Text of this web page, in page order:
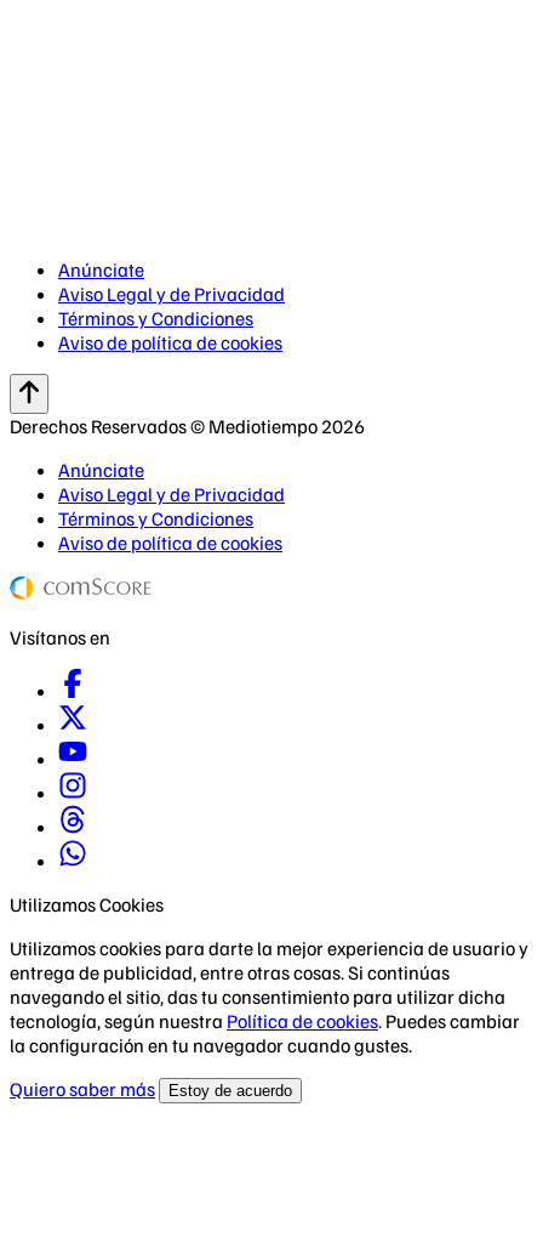
Anúnciate
Aviso Legal y de Privacidad
Términos y Condiciones
Aviso de política de cookies
Derechos Reservados © Mediotiempo 2026
Anúnciate
Aviso Legal y de Privacidad
Términos y Condiciones
Aviso de política de cookies
Visítanos en
Utilizamos Cookies
Utilizamos cookies para darte la mejor experiencia de usuario y
entrega de publicidad, entre otras cosas. Si continúas
navegando el sitio, das tu consentimiento para utilizar dicha
tecnología, según nuestra Política de cookies. Puedes cambiar
la configuración en tu navegador cuando gustes.
Quiero saber más
Estoy de acuerdo